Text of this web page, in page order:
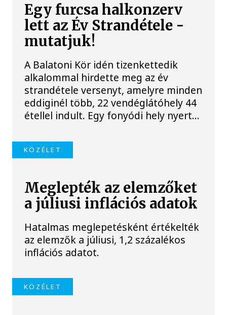
Egy furcsa halkonzerv
lett az Év Strandétele -
mutatjuk!
A Balatoni Kör idén tizenkettedik
alkalommal hirdette meg az év
strandétele versenyt, amelyre minden
eddiginél több, 22 vendéglátóhely 44
étellel indult. Egy fonyódi hely nyert...
KÖZÉLET
Meglepték az elemzőket
a júliusi inflációs adatok
Hatalmas meglepetésként értékelték
az elemzők a júliusi, 1,2 százalékos
inflációs adatot.
KÖZÉLET